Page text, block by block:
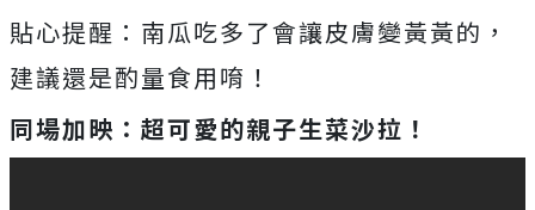
貼心提醒：南瓜吃多了會讓皮膚變黃黃的，
建議還是酌量食用唷！
同場加映：超可愛的親子生菜沙拉！